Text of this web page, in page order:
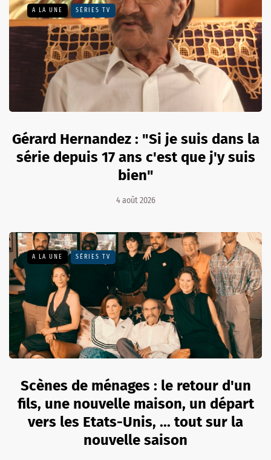
A LA UNE SÉRIES TV
Gérard Hernandez : "Si je suis dans la
série depuis 17 ans c'est que j'y suis
bien"
4 août 2026
A LA UNE SÉRIES TV
Scènes de ménages : le retour d'un
fils, une nouvelle maison, un départ
vers les Etats-Unis, ... tout sur la
nouvelle saison